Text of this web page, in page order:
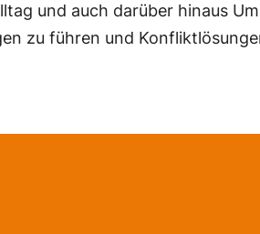
und auch darüber hinaus
zu führen und